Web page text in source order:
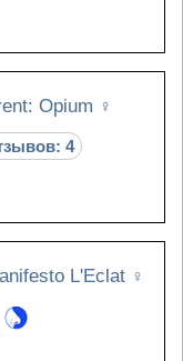
Opium ♀
4
L'Eclat ♀